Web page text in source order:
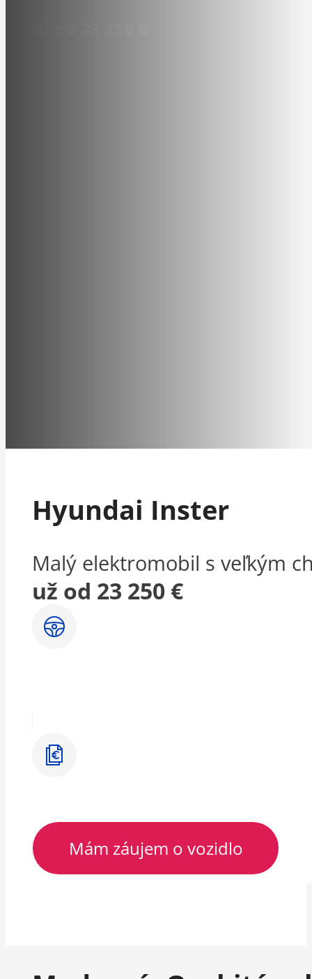
Hyundai Inster
Malý elektromobil s veľkým
už od 23 250 €
Mám záujem o vozidlo